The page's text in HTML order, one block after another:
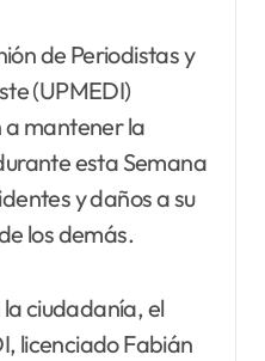
de Periodistas y
(UPMEDI)
mantener la
esta Semana
y daños a su
los demás.
ciudadanía, el
licenciado Fabián